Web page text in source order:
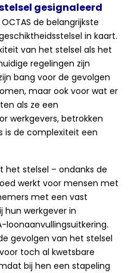
gesignaleerd
de belangrijkste
in kaart.
van het stelsel als het
regelingen zijn
bang voor de gevolgen
maar ook voor wat er
als ze een
werkgevers, betrokken
is de complexiteit een
stelsel – ondanks de
werkt voor mensen met
met een vast
werkgever in
loonaanvullingsuitkering.
gevolgen van het stelsel
toch al kwetsbare
bij hen een stapeling